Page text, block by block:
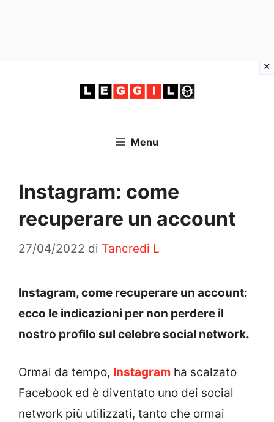
Menu
Instagram: come
recuperare un account
27/04/2022 di Tancredi L
Instagram, come recuperare un account:
ecco le indicazioni per non perdere il
nostro profilo sul celebre social network.
Ormai da tempo, Instagram ha scalzato
Facebook ed è diventato uno dei social
network più utilizzati, tanto che ormai